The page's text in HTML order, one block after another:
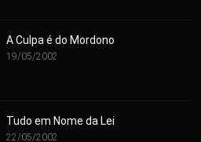
A Culpa é do Mordono
19/05/2002
Tudo em Nome da Lei
22/05/2002